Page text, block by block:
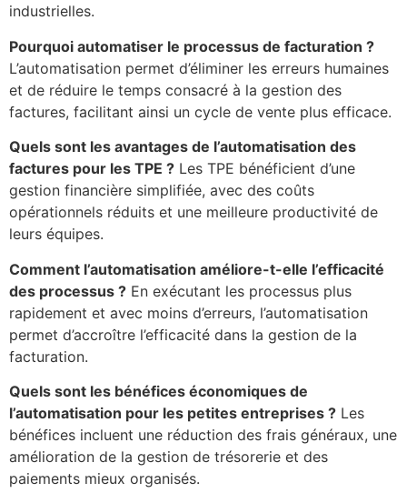
industrielles.
Pourquoi automatiser le processus de facturation ?
L’automatisation permet d’éliminer les erreurs humaines
et de réduire le temps consacré à la gestion des
factures, facilitant ainsi un cycle de vente plus efficace.
Quels sont les avantages de l’automatisation des
factures pour les TPE ? Les TPE bénéficient d’une
gestion financière simplifiée, avec des coûts
opérationnels réduits et une meilleure productivité de
leurs équipes.
Comment l’automatisation améliore-t-elle l’efficacité
des processus ? En exécutant les processus plus
rapidement et avec moins d’erreurs, l’automatisation
permet d’accroître l’efficacité dans la gestion de la
facturation.
Quels sont les bénéfices économiques de
l’automatisation pour les petites entreprises ? Les
bénéfices incluent une réduction des frais généraux, une
amélioration de la gestion de trésorerie et des
paiements mieux organisés.